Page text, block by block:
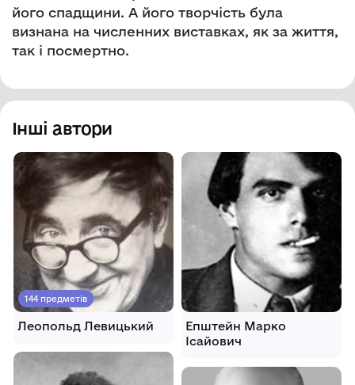
його спадщини. А його творчість була
визнана на численних виставках, як за життя,
так і посмертно.
Інші автори
144 предметів
Леопольд Левицький
Епштейн Марко
Ісайович